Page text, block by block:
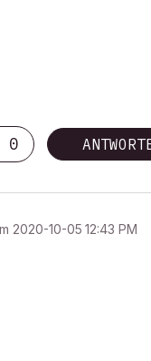
0
‎2020-10-05 12:43 PM